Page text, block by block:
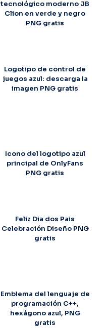
tecnológico moderno JB
Clion en verde y negro
PNG gratis
Logotipo de control de
juegos azul: descarga la
imagen PNG gratis
Icono del logotipo azul
principal de OnlyFans
PNG gratis
Feliz Dia dos Pais
Celebración Diseño PNG
gratis
Emblema del lenguaje de
programación C++,
hexágono azul, PNG
gratis